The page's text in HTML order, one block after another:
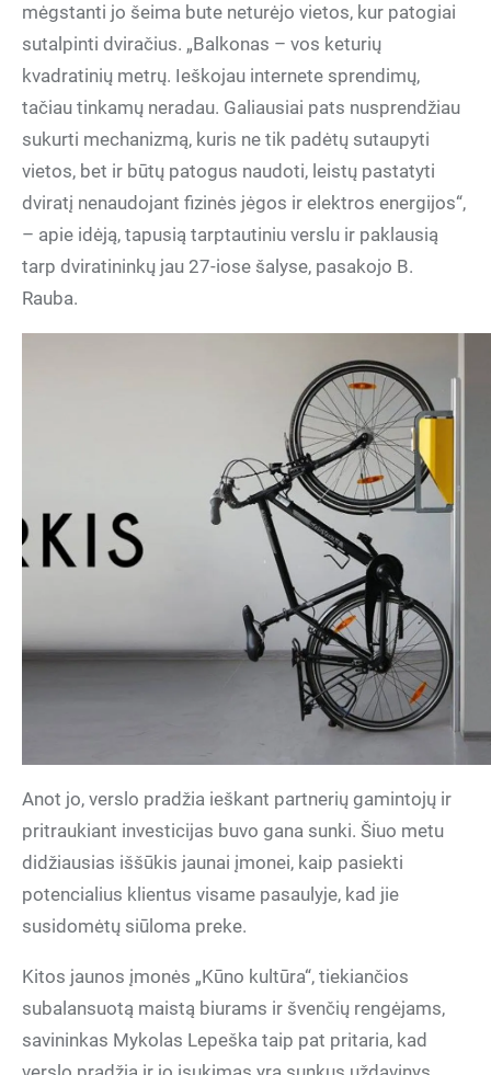
mėgstanti jo šeima bute neturėjo vietos, kur patogiai
sutalpinti dviračius. „Balkonas – vos keturių
kvadratinių metrų. Ieškojau internete sprendimų,
tačiau tinkamų neradau. Galiausiai pats nusprendžiau
sukurti mechanizmą, kuris ne tik padėtų sutaupyti
vietos, bet ir būtų patogus naudoti, leistų pastatyti
dviratį nenaudojant fizinės jėgos ir elektros energijos“,
– apie idėją, tapusią tarptautiniu verslu ir paklausią
tarp dviratininkų jau 27-iose šalyse, pasakojo B.
Rauba.
Anot jo, verslo pradžia ieškant partnerių gamintojų ir
pritraukiant investicijas buvo gana sunki. Šiuo metu
didžiausias iššūkis jaunai įmonei, kaip pasiekti
potencialius klientus visame pasaulyje, kad jie
susidomėtų siūloma preke.
Kitos jaunos įmonės „Kūno kultūra“, tiekiančios
subalansuotą maistą biurams ir švenčių rengėjams,
savininkas Mykolas Lepeška taip pat pritaria, kad